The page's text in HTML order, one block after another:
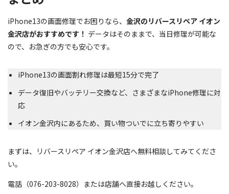
iPhone13の画面修理でお困りなら、 金沢のリバースリペア イオン
金沢店がおすすめです！ データはそのままで、当日修理が可能な
ので、お急ぎの方でも安心です。
iPhone13の画面割れ修理は最短15分で完了
データ復旧やバッテリー交換など、さまざまなiPhone修理に対
応
イオン金沢内にあるため、買い物ついでに立ち寄りやすい
まずは、リバースリペア イオン金沢店へ無料相談してみてくださ
い。
電話（076-203-8028）または店舗へ直接お越しください。